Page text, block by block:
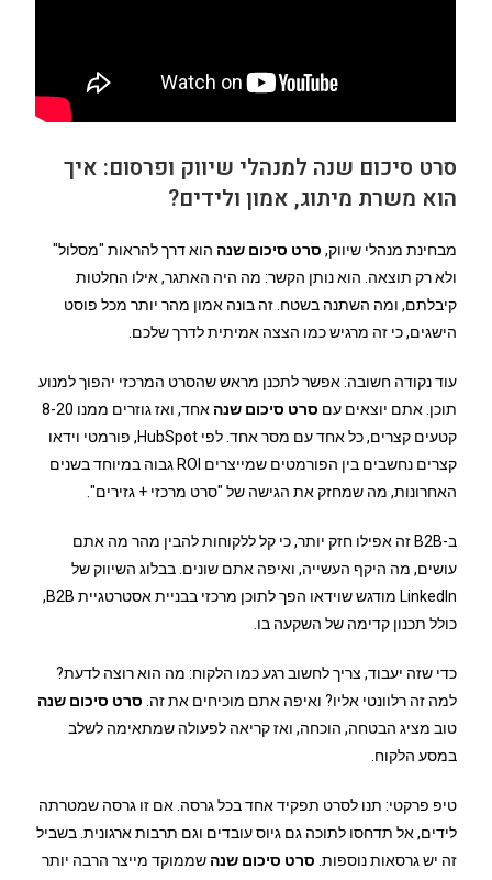
סרט סיכום שנה למנהלי שיווק ופרסום: איך
הוא משרת מיתוג, אמון ולידים?
מבחינת מנהלי שיווק, סרט סיכום שנה הוא דרך להראות "מסלול"
ולא רק תוצאה. הוא נותן הקשר: מה היה האתגר, אילו החלטות
קיבלתם, ומה השתנה בשטח. זה בונה אמון מהר יותר מכל פוסט
הישגים, כי זה מרגיש כמו הצצה אמיתית לדרך שלכם.
עוד נקודה חשובה: אפשר לתכנן מראש שהסרט המרכזי יהפוך למנוע
תוכן. אתם יוצאים עם סרט סיכום שנה
אחד, ואז גוזרים ממנו 8-20
קטעים קצרים, כל אחד עם מסר אחד. לפי HubSpot, פורמטי וידאו
קצרים נחשבים בין הפורמטים שמייצרים ROI גבוה במיוחד בשנים
האחרונות, מה שמחזק את הגישה של "סרט מרכזי + גזירים".
ב-B2B זה אפילו חזק יותר, כי קל ללקוחות להבין מהר מה אתם
עושים, מה היקף העשייה, ואיפה אתם שונים. בבלוג השיווק של
LinkedIn מודגש שוידאו הפך לתוכן מרכזי בבניית אסטרטגיית B2B,
כולל תכנון קדימה של השקעה בו.
כדי שזה יעבוד, צריך לחשוב רגע כמו הלקוח: מה הוא רוצה לדעת?
למה זה רלוונטי אליו? ואיפה אתם מוכיחים את זה. סרט סיכום שנה
טוב מציג הבטחה, הוכחה, ואז קריאה לפעולה שמתאימה לשלב
במסע הלקוח.
טיפ פרקטי: תנו לסרט תפקיד אחד בכל גרסה. אם זו גרסה שמטרתה
לידים, אל תדחסו לתוכה גם גיוס עובדים וגם תרבות ארגונית. בשביל
זה יש גרסאות נוספות. סרט סיכום שנה שממוקד מייצר הרבה יותר